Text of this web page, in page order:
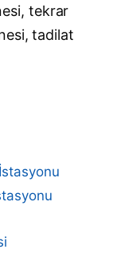
tekrar
tadilat